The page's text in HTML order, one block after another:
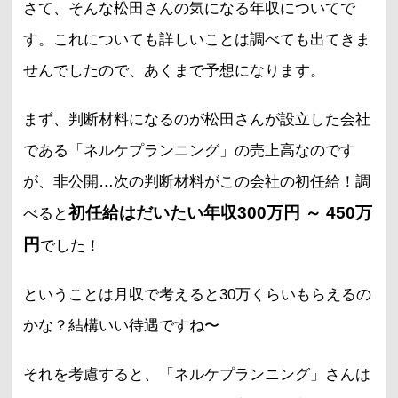
さて、そんな松田さんの気になる年収についてで
す。これについても詳しいことは調べても出てきま
せんでしたので、あくまで予想になります。
まず、判断材料になるのが松田さんが設立した会社
である「ネルケプランニング」の売上高なのです
が、非公開…次の判断材料がこの会社の初任給！調
べると初任給はだいたい年収300万円 ～ 450万
円 でした！
ということは月収で考えると30万くらいもらえるの
かな？結構いい待遇ですね〜
それを考慮すると、「ネルケプランニング」さんは